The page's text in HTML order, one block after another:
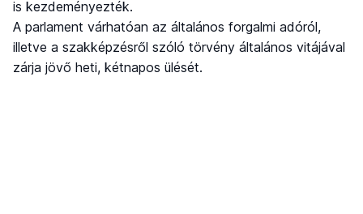
is kezdeményezték.
A parlament várhatóan az általános forgalmi adóról,
illetve a szakképzésről szóló törvény általános vitájával
zárja jövő heti, kétnapos ülését.